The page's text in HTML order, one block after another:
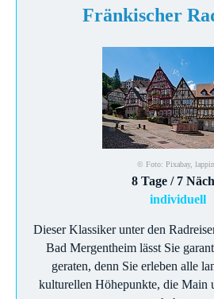
Fränkischer
© Foto: Pixabay,
8 Tage / 7
individuell
Dieser Klassiker unter den
Bad Mergentheim lässt Sie
geraten, denn Sie erleben alle
kulturellen Höhepunkte, die Main